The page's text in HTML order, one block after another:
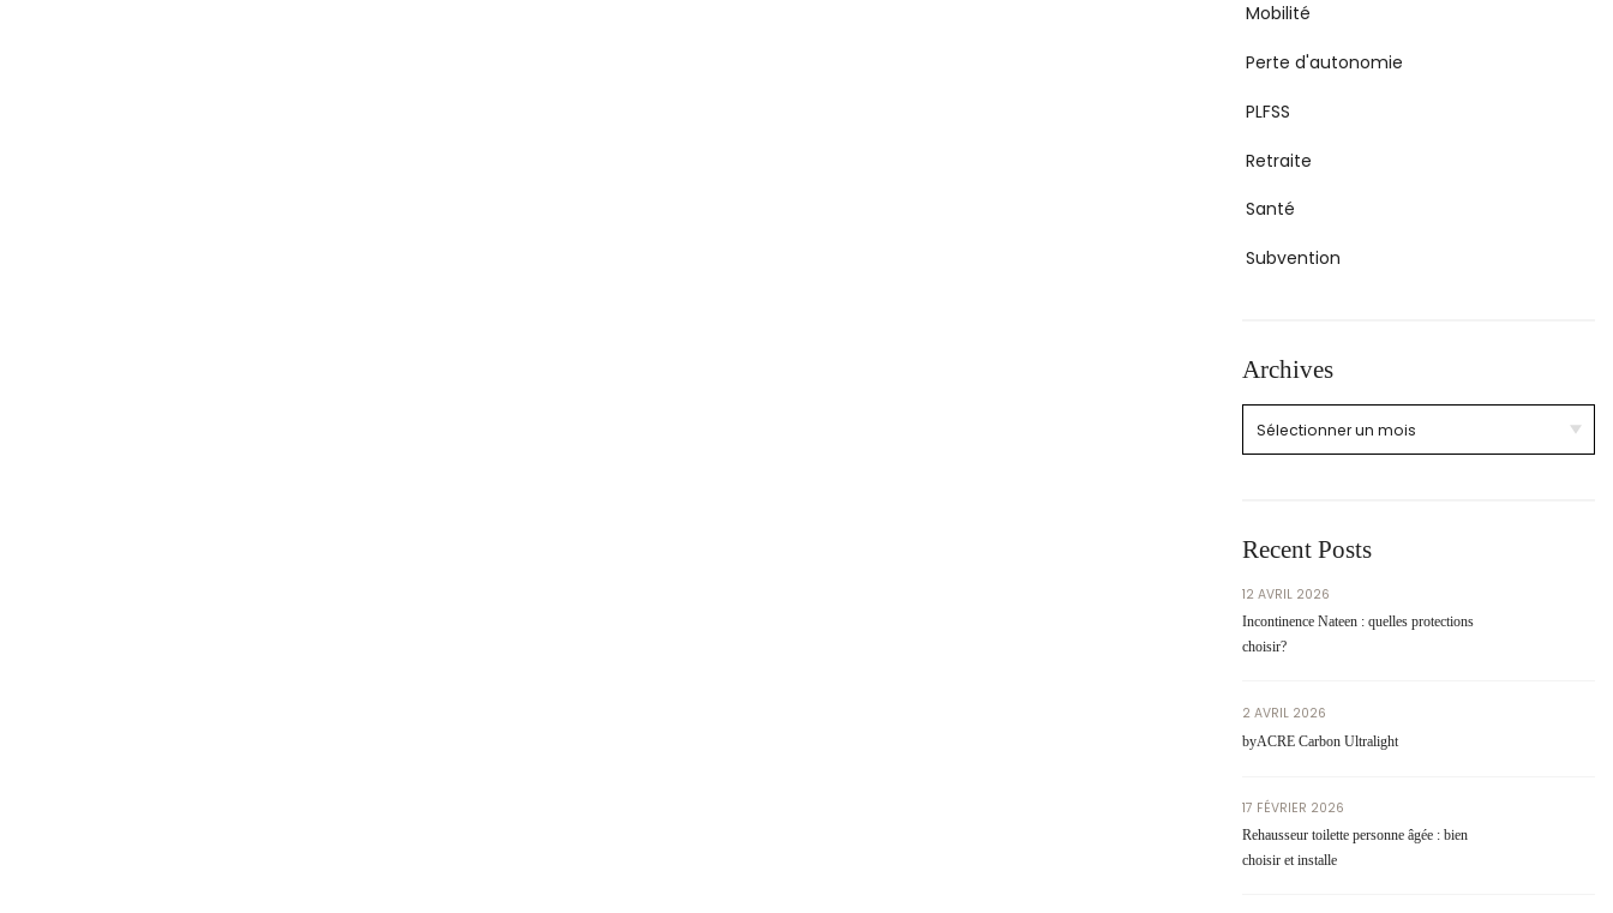
Mobilité
Perte d'autonomie
PLFSS
Retraite
Santé
Subvention
Archives
Recent Posts
12 AVRIL 2026
Incontinence Nateen : quelles protections
choisir?
2 AVRIL 2026
byACRE Carbon Ultralight
17 FÉVRIER 2026
Rehausseur toilette personne âgée : bien
choisir et installe